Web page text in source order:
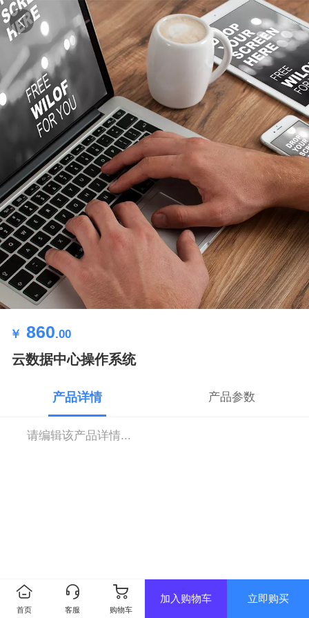
￥ 860.00
云数据中心操作系统
产品详情 产品参数
请编辑该产品详情...
首页 客服 购物车
加入购物车 立即购买